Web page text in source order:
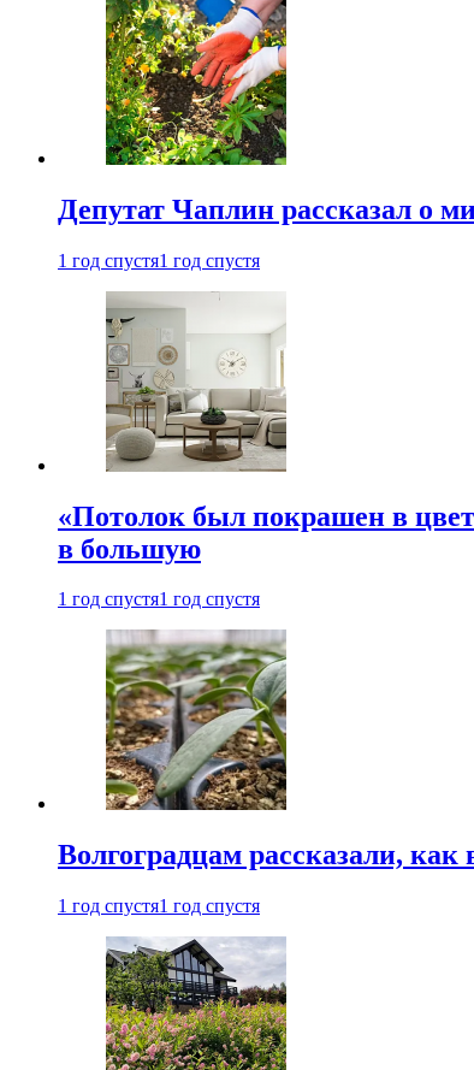
Депутат Чаплин рассказал о
1 год спустя1 год спустя
«Потолок был покрашен в
в большую
1 год спустя1 год спустя
Волгоградцам рассказали,
1 год спустя1 год спустя